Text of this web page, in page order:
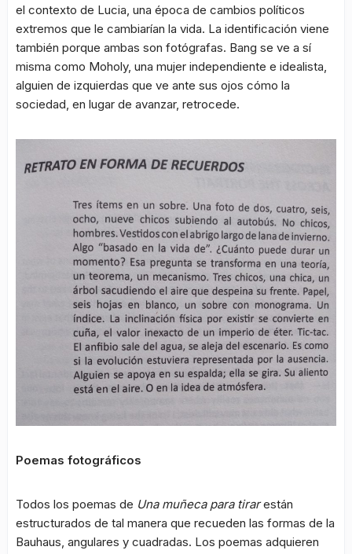
el contexto de Lucia, una época de cambios políticos
extremos que le cambiarían la vida. La identificación viene
también porque ambas son fotógrafas. Bang se ve a sí
misma como Moholy, una mujer independiente e idealista,
alguien de izquierdas que ve ante sus ojos cómo la
sociedad, en lugar de avanzar, retrocede.
Poemas fotográficos
Todos los poemas de Una muñeca para tirarestán
estructurados de tal manera que recueden las formas de la
Bauhaus, angulares y cuadradas. Los poemas adquieren